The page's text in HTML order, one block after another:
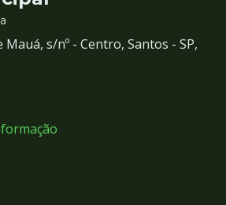
Mauá, s/nº - Centro, Santos - SP,